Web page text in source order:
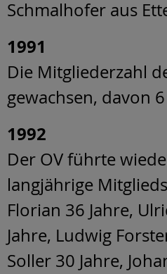
Schmalhofer aus
1991
Die Mitgliederzahl
gewachsen, davon
1992
Der OV führte
langjährige
Florian 36 Jahre,
Jahre, Ludwig
Soller 30 Jahre,